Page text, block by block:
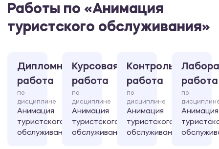
Работы по «Анимация
туристского обслуживания»
Дипломная
работа
по
дисциплине
Анимация
туристского
обслуживания
Курсовая
работа
по
дисциплине
Анимация
туристского
обслуживания
Контрольная
работа
по
дисциплине
Анимация
туристского
обслуживания
работа
по
Анимация